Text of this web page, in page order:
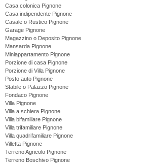
Casa colonica Pignone
Casa indipendente Pignone
Casale o Rustico Pignone
Garage Pignone
Magazzino o Deposito Pignone
Mansarda Pignone
Miniappartamento Pignone
Porzione di casa Pignone
Porzione di Villa Pignone
Posto auto Pignone
Stabile o Palazzo Pignone
Fondaco Pignone
Villa Pignone
Villa a schiera Pignone
Villa bifamiliare Pignone
Villa trifamiliare Pignone
Villa quadrifamiliare Pignone
Villetta Pignone
Terreno Agricolo Pignone
Terreno Boschivo Pignone